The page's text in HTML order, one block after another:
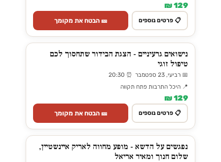
129 ₪
📋 פרטים נוספים 🎫 הבטח את מקומך
נישואים גרעיניים - הצגת הבידור שתחסוך לכם
טיפול זוגי
📅 רביעי, 23 ספטמבר ⏰ 20:30
📍 היכל התרבות פתח תקווה
129 ₪
📋 פרטים נוספים 🎫 הבטח את מקומך
נפגשים על הדשא - מופע מחווה לאריק איינשטיין,
שלום חנוך ומאיר אריאל